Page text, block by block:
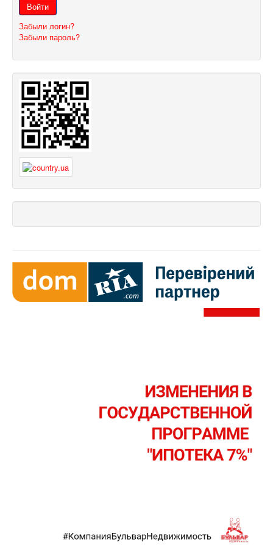
Войти
Забыли логин?
Забыли пароль?